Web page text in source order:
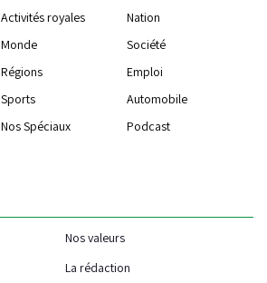
Activités royales
Nation
Monde
Société
Régions
Emploi
Sports
Automobile
Nos Spéciaux Podcast
Nos valeurs
La rédaction